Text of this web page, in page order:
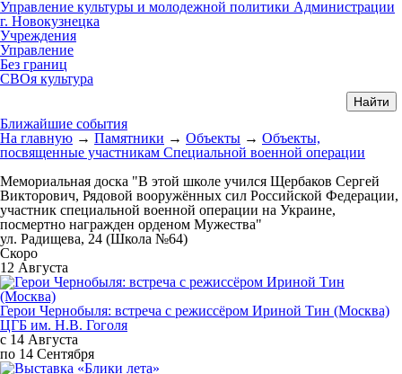
Управление культуры и молодежной политики Администрации
г. Новокузнецка
Учреждения
Управление
Без границ
СВОя культура
Ближайшие события
На главную → Памятники → Объекты → Объекты,
посвященные участникам Специальной военной операции
Мемориальная доска "В этой школе учился Щербаков Сергей
Викторович, Рядовой вооружённых сил Российской Федерации,
участник специальной военной операции на Украине,
посмертно награжден орденом Мужества"
ул. Радищева, 24 (Школа №64)
Скоро
12 Августа
Герои Чернобыля: встреча с режиссёром Ириной Тин (Москва)
ЦГБ им. Н.В. Гоголя
с 14 Августа
по 14 Сентября